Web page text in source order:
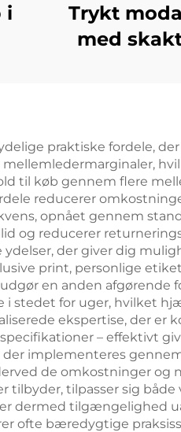
i
Trykt
med
praktiske fordele,
til køb gennem flere
reducerer
opnået gennem
og reducerer
der giver dig
print, personlige
en anden afgørende
stedet for uger, hvilket
ekspertise, der er
– effektivt
implementeres
de omkostninger og
tilpasser sig både
dermed tilgængelighed
ofte bæredygtige